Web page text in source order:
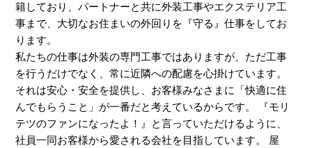
籍しており、パートナーと共に外装工事やエクステリア工
事まで、大切なお住まいの外回りを『守る』仕事をしてお
ります。
私たちの仕事は外装の専門工事ではありますが、ただ工事
を行うだけでなく、常に近隣への配慮を心掛けています。
それは安心・安全を提供し、お客様みなさまに「快適に住
んでもらうこと」が一番だと考えているからです。 『モリ
テツのファンになったよ！』と言っていただけるように、
社員一同お客様から愛される会社を目指しています。 屋